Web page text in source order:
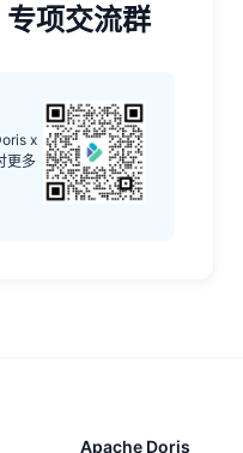
项交流群
x
更多
Apache Doris